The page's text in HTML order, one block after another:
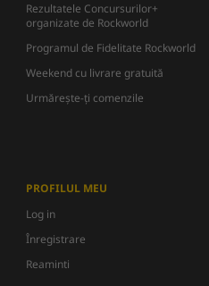
Rezultatele Concursurilor+
organizate de Rockworld
Programul de Fidelitate Rockworld
Weekend cu livrare gratuită
Urmărește-ți comenzile
PROFILUL MEU
Log in
Înregistrare
Reaminti